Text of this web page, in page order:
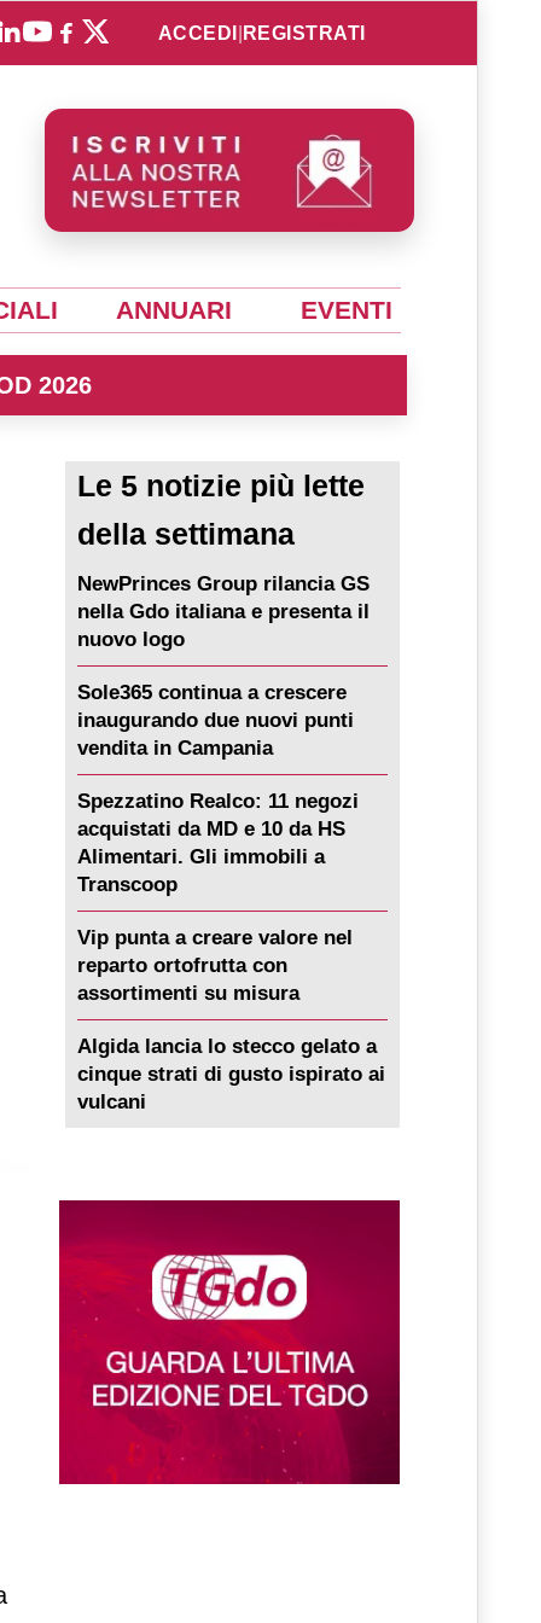
ACCEDI REGISTRATI
ANNUARI EVENTI
2026
Le 5 notizie più lette
della settimana
NewPrinces Group rilancia GS
nella Gdo italiana e presenta il
nuovo logo
Sole365 continua a crescere
inaugurando due nuovi punti
vendita in Campania
Spezzatino Realco: 11 negozi
acquistati da MD e 10 da HS
Alimentari. Gli immobili a
Transcoop
Vip punta a creare valore nel
reparto ortofrutta con
assortimenti su misura
Algida lancia lo stecco gelato a
cinque strati di gusto ispirato ai
vulcani